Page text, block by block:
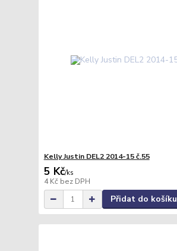
Kelly Justin DEL2 2014-15 č.55
5 Kč/ks
4 Kč bez DPH
Přidat do košíku